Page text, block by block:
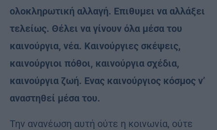
ολοκληρωτική αλλαγή. Επιθυµει να αλλάξει
τελείως. Θέλει να γίνουν όλα μέσα του
καινούργια, νέα. Καινούργιες σκέψεις,
καινούργιοι πόθοι, καινούργια σχέδια,
καινούργια ζωή. Ενας καινούργιος κόσμος ν’
αναστηθεί μέσα του.
Την ανανέωση αυτή ούτε η κοινωνία, ούτε